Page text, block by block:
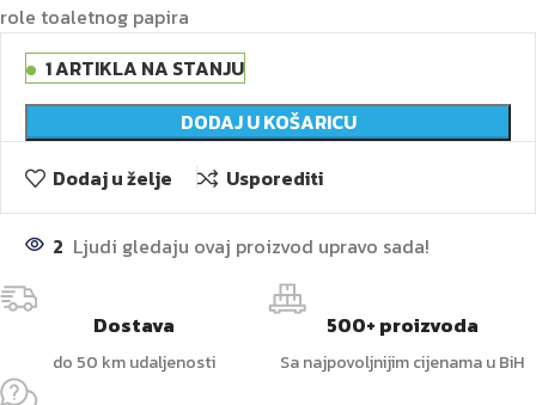
role toaletnog papira
1 ARTIKLA NA STANJU
DODAJ U KOŠARICU
Dodaj u želje
Usporediti
2 Ljudi gledaju ovaj proizvod upravo sada!
Dostava
do 50 km udaljenosti
500+ proizvoda
Sa najpovoljnijim cijenama u BiH